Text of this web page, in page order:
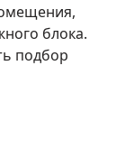
блока.
подбор